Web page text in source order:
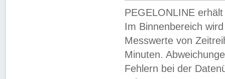
PEGELONLINE
Im Binnenbereich
Messwerte von
Minuten.
Fehlern bei der